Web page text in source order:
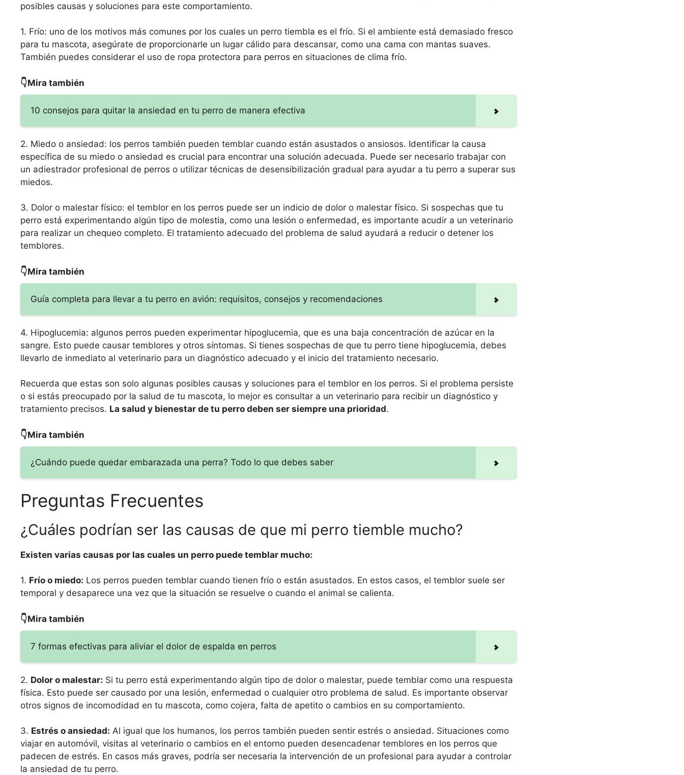
posibles causas y soluciones para este comportamiento.
1. Frío: uno de los motivos más comunes por los cuales un perro tiembla es el frío. Si el ambiente está demasiado fresco
para tu mascota, asegúrate de proporcionarle un lugar cálido para descansar, como una cama con mantas suaves.
También puedes considerar el uso de ropa protectora para perros en situaciones de clima frío.
👇Mira también
10 consejos para quitar la ansiedad en tu perro de manera efectiva
2. Miedo o ansiedad: los perros también pueden temblar cuando están asustados o ansiosos. Identificar la causa
específica de su miedo o ansiedad es crucial para encontrar una solución adecuada. Puede ser necesario trabajar con
un adiestrador profesional de perros o utilizar técnicas de desensibilización gradual para ayudar a tu perro a superar sus
miedos.
3. Dolor o malestar físico: el temblor en los perros puede ser un indicio de dolor o malestar físico. Si sospechas que tu
perro está experimentando algún tipo de molestia, como una lesión o enfermedad, es importante acudir a un veterinario
para realizar un chequeo completo. El tratamiento adecuado del problema de salud ayudará a reducir o detener los
temblores.
👇Mira también
Guía completa para llevar a tu perro en avión: requisitos, consejos y recomendaciones
4. Hipoglucemia: algunos perros pueden experimentar hipoglucemia, que es una baja concentración de azúcar en la
sangre. Esto puede causar temblores y otros síntomas. Si tienes sospechas de que tu perro tiene hipoglucemia, debes
llevarlo de inmediato al veterinario para un diagnóstico adecuado y el inicio del tratamiento necesario.
Recuerda que estas son solo algunas posibles causas y soluciones para el temblor en los perros. Si el problema persiste
o si estás preocupado por la salud de tu mascota, lo mejor es consultar a un veterinario para recibir un diagnóstico y
tratamiento precisos. La salud y bienestar de tu perro deben ser siempre una prioridad.
👇Mira también
¿Cuándo puede quedar embarazada una perra? Todo lo que debes saber
Preguntas Frecuentes
¿Cuáles podrían ser las causas de que mi perro tiemble mucho?
Existen varias causas por las cuales un perro puede temblar mucho:
1. Frío o miedo: Los perros pueden temblar cuando tienen frío o están asustados. En estos casos, el temblor suele ser
temporal y desaparece una vez que la situación se resuelve o cuando el animal se calienta.
👇Mira también
7 formas efectivas para aliviar el dolor de espalda en perros
2. Dolor o malestar: Si tu perro está experimentando algún tipo de dolor o malestar, puede temblar como una respuesta
física. Esto puede ser causado por una lesión, enfermedad o cualquier otro problema de salud. Es importante observar
otros signos de incomodidad en tu mascota, como cojera, falta de apetito o cambios en su comportamiento.
3. Estrés o ansiedad: Al igual que los humanos, los perros también pueden sentir estrés o ansiedad. Situaciones como
viajar en automóvil, visitas al veterinario o cambios en el entorno pueden desencadenar temblores en los perros que
padecen de estrés. En casos más graves, podría ser necesaria la intervención de un profesional para ayudar a controlar
la ansiedad de tu perro.